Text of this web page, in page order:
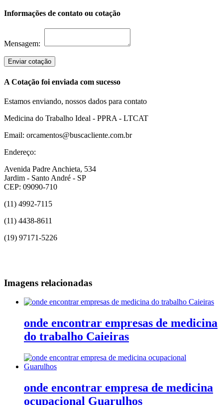
Informações de contato ou cotação
Mensagem:
Enviar cotação
A Cotação foi enviada com sucesso
Estamos enviando, nossos dados para contato
Medicina do Trabalho Ideal - PPRA - LTCAT
Email: orcamentos@buscacliente.com.br
Endereço:
Avenida Padre Anchieta, 534
Jardim - Santo André - SP
CEP: 09090-710
(11) 4992-7115
(11) 4438-8611
(19) 97171-5226
Imagens relacionadas
onde encontrar empresas de medicina
do trabalho Caieiras
onde encontrar empresa de medicina
ocupacional Guarulhos